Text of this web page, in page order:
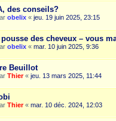
des conseils?
obelix « jeu. 19 juin 2025, 23:15
des cheveux – vous
obelix « mar. 10 juin 2025, 9:36
Beuillot
Thier« jeu. 13 mars 2025, 11:44
Thier« mar. 10 déc. 2024, 12:03